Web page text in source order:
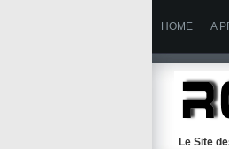
HOME A
Le Site